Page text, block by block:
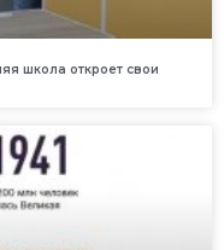
школа откроет свои